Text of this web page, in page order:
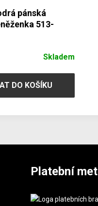
pánská
513-
Skladem
DO KOŠÍKU
Platební